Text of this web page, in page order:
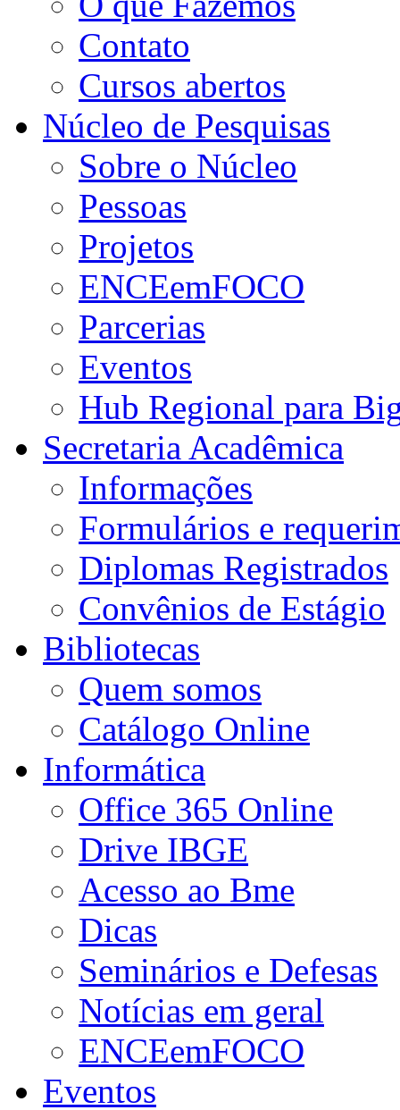
Contato
Cursos abertos
Núcleo de Pesquisas
Sobre o Núcleo
Pessoas
Projetos
ENCEemFOCO
Parcerias
Eventos
Hub Regional para
Secretaria Acadêmica
Informações
Formulários e
Diplomas Registrados
Convênios de Estágio
Bibliotecas
Quem somos
Catálogo Online
Informática
Office 365 Online
Drive IBGE
Acesso ao Bme
Dicas
Seminários e Defesas
Notícias em geral
ENCEemFOCO
Eventos